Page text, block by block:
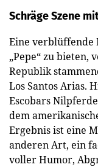
Schräge Szene
Eine verblüffende
„Pepe“ zu bieten,
Republik
Los Santos Arias.
Escobars
dem
Ergebnis ist eine
anderen Art, ein
voller Humor,